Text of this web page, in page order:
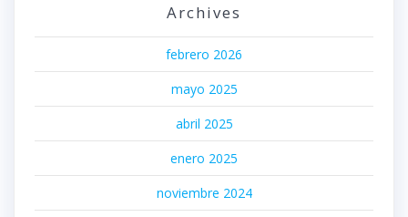
Archives
febrero 2026
mayo 2025
abril 2025
enero 2025
noviembre 2024